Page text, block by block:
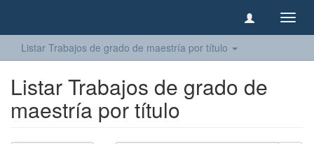
Listar Trabajos de grado de maestría por título
Listar Trabajos de grado de
maestría por título